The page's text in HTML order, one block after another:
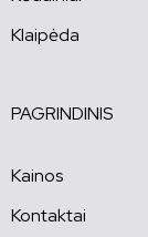
Klaipėda
PAGRINDINIS
Kainos
Kontaktai